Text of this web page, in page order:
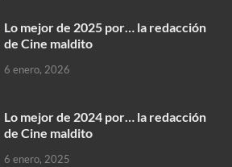
Lo mejor de 2025 por… la redacción
de Cine maldito
6 enero, 2026
Lo mejor de 2024 por… la redacción
de Cine maldito
6 enero, 2025